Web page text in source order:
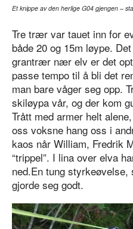
Et knippe av den herlige G04 gjengen –
Tre trær var tauet inn for
både 20 og 15m løype.
grantrær nær elv er det
passe tempo til å bli det
man bare våger seg opp.
skiløypa vår, og der kom
Trått med armer helt
oss voksne hang oss i
kaos når William, Fredrik
“trippel”. I lina over elva
ned.En tung styrkeøvelse,
gjorde seg godt.